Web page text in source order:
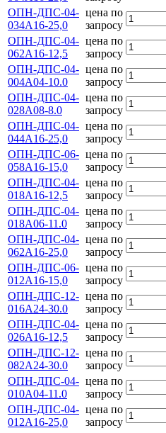
ОПН-ДПС-04-
034А16-25,0
цена по
запросу
ОПН-ДПС-04-
062А16-12,5
цена по
запросу
ОПН-ДПС-04-
004А04-10.0
цена по
запросу
ОПН-ДПС-04-
028А08-8.0
цена по
запросу
ОПН-ДПС-04-
044А16-25,0
цена по
запросу
ОПН-ДПС-06-
058А16-15,0
цена по
запросу
ОПН-ДПС-04-
018А16-12,5
цена по
запросу
ОПН-ДПС-04-
018А06-11.0
цена по
запросу
ОПН-ДПС-04-
062А16-25,0
цена по
запросу
ОПН-ДПС-06-
012А16-15,0
цена по
запросу
ОПН-ДПС-12-
016А24-30.0
цена по
запросу
ОПН-ДПС-04-
026А16-12,5
цена по
запросу
ОПН-ДПС-12-
082А24-30.0
цена по
запросу
ОПН-ДПС-04-
010А04-11.0
цена по
запросу
ОПН-ДПС-04-
012А16-25,0
цена по
запросу